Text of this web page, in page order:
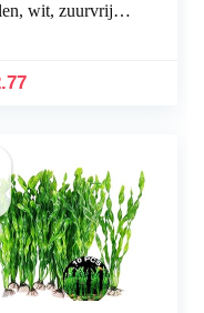
wit, zuurvrij